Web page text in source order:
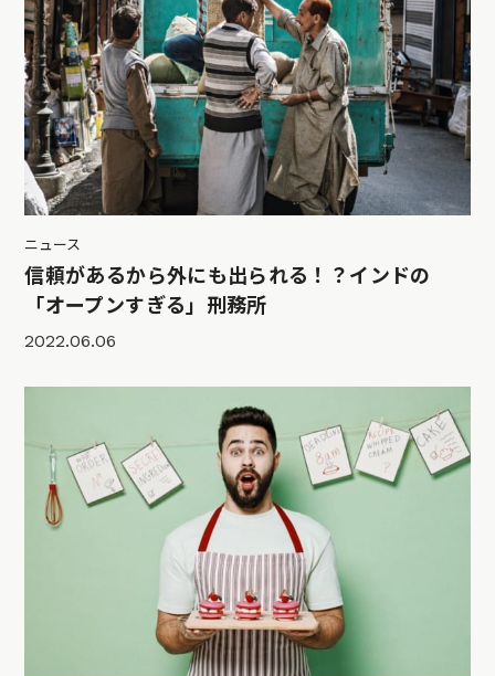
ニュース
信頼があるから外にも出られる！？インドの
「オープンすぎる」刑務所
2022.06.06